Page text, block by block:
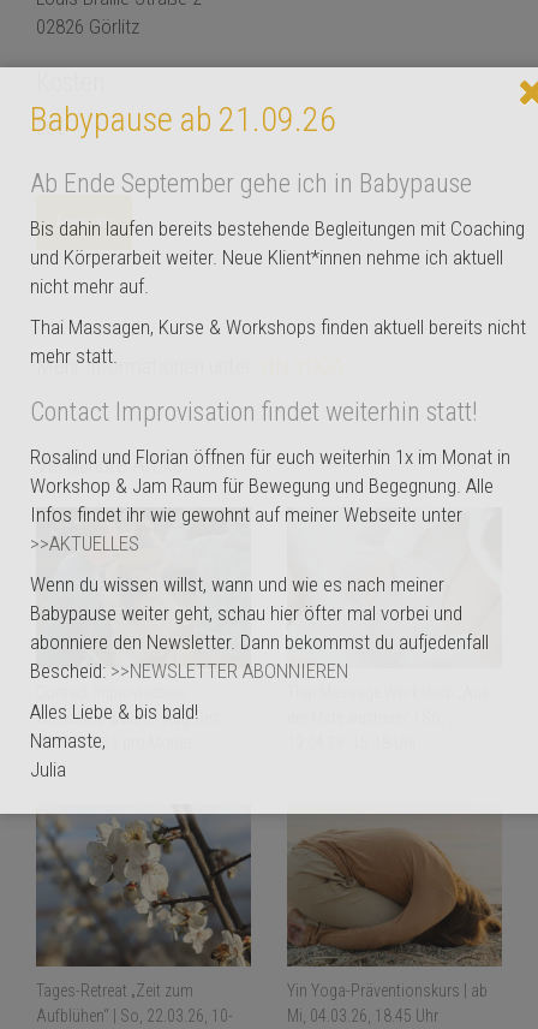
02826 Görlitz
20€
Anmelden
Mehr Informationen unter
Verwandte Artikel
Workshop & Jam | Aug-Dez
2026, So, 1x pro Monat
Tages-Retreat „Zeit zum
Aufblühen“ | So, 22.03.26, 10-
Yin Yoga-Präventionskurs | ab
Mi, 04.03.26, 18.45 Uhr
Babypause ab 21.09.26
Ab Ende September gehe ich in Babypause
Bis dahin laufen bereits bestehende Begleitungen mit Coaching
und Körperarbeit weiter. Neue Klient*innen nehme ich aktuell
nicht mehr auf.
Thai Massagen, Kurse & Workshops finden aktuell bereits nicht
mehr statt.
Contact Improvisation findet weiterhin statt!
Rosalind und Florian öffnen für euch weiterhin 1x im Monat in
Workshop & Jam Raum für Bewegung und Begegnung. Alle
Infos findet ihr wie gewohnt auf meiner Webseite unter
>>AKTUELLES
Wenn du wissen willst, wann und wie es nach meiner
Babypause weiter geht, schau hier öfter mal vorbei und
abonniere den Newsletter. Dann bekommst du aufjedenfall
Bescheid: >>NEWSLETTER ABONNIEREN
Alles Liebe & bis bald!
Namaste,
Julia